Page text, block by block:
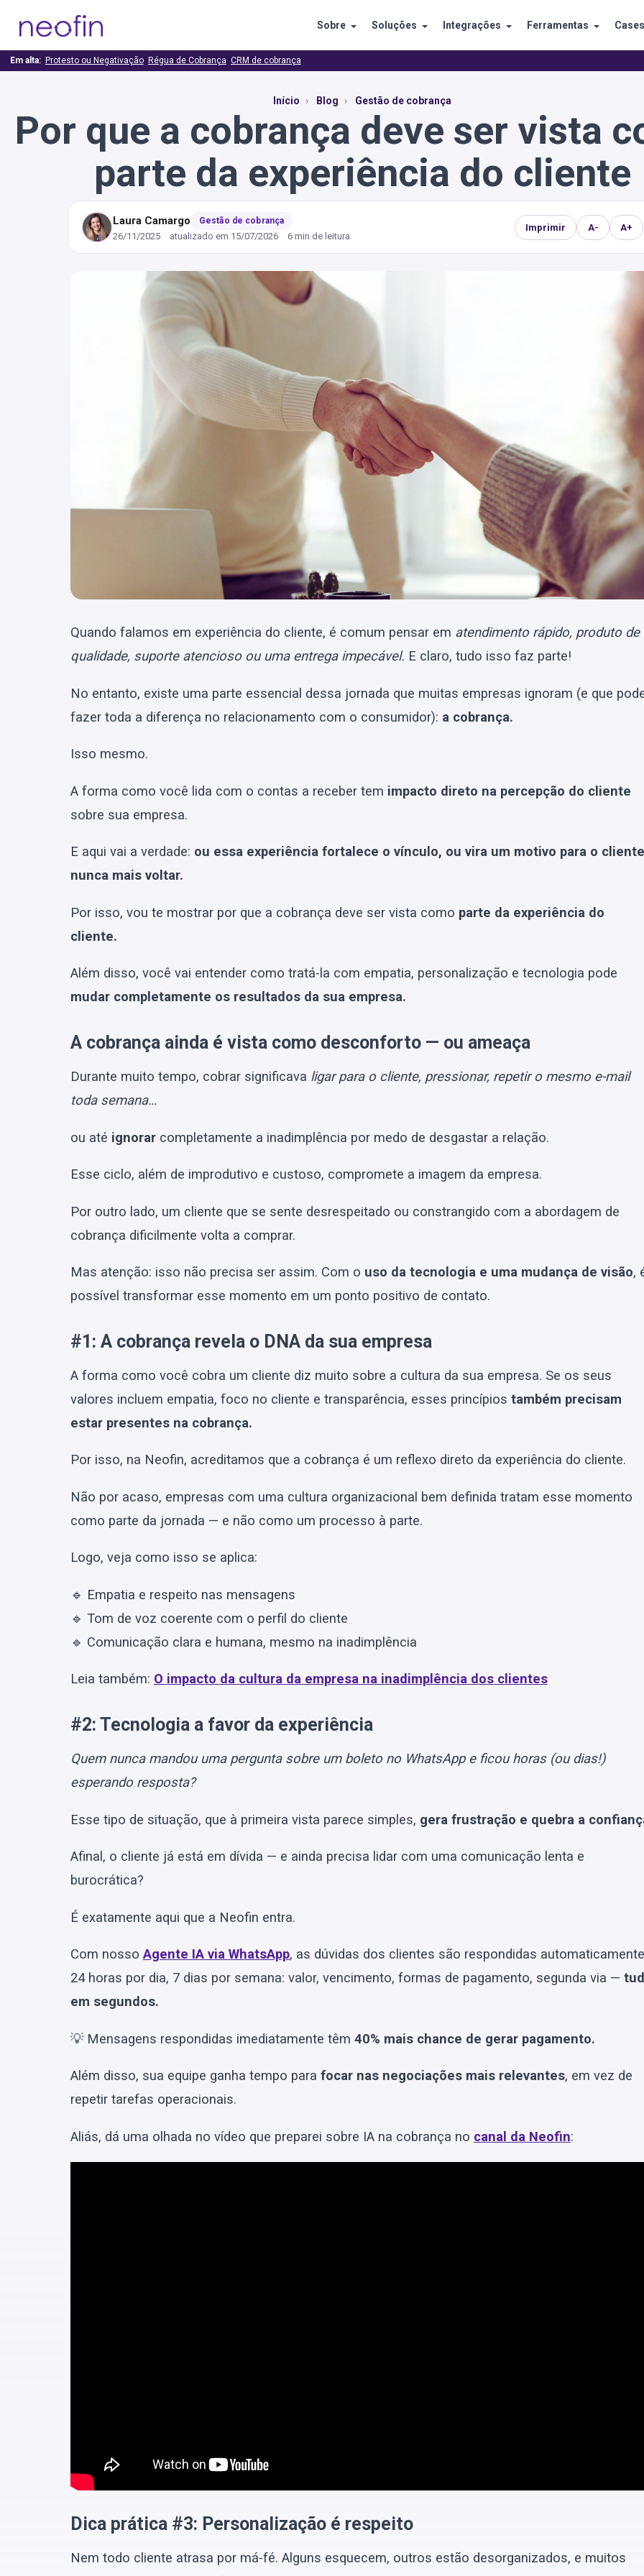
Sobre Soluções Integrações Ferramentas Cases
Em alta: Protesto ou Negativação Régua de Cobrança CRM de cobrança
Início Blog Gestão de cobrança
Por que a cobrança deve ser vista
parte da experiência do cliente
Laura Camargo Gestão de cobrança
26/11/2025 atualizado em 15/07/2026 6 min de leitura
Imprimir A- A+
Quando falamos em experiência do cliente, é comum pensar em atendimento rápido, produto de
qualidade, suporte atencioso ou uma entrega impecável. E claro, tudo isso faz parte!
No entanto, existe uma parte essencial dessa jornada que muitas empresas ignoram (e que
fazer toda a diferença no relacionamento com o consumidor): a cobrança.
Isso mesmo.
A forma como você lida com o contas a receber tem impacto direto na percepção do cliente
sobre sua empresa.
E aqui vai a verdade: ou essa experiência fortalece o vínculo, ou vira um motivo para o cliente
nunca mais voltar.
Por isso, vou te mostrar por que a cobrança deve ser vista como parte da experiência do
cliente.
Além disso, você vai entender como tratá-la com empatia, personalização e tecnologia pode
mudar completamente os resultados da sua empresa.
A cobrança ainda é vista como desconforto — ou ameaça
Durante muito tempo, cobrar significava ligar para o cliente, pressionar, repetir o mesmo e-mail
toda semana…
ou até ignorarcompletamente a inadimplência por medo de desgastar a relação.
Esse ciclo, além de improdutivo e custoso, compromete a imagem da empresa.
Por outro lado, um cliente que se sente desrespeitado ou constrangido com a abordagem de
cobrança dificilmente volta a comprar.
Mas atenção: isso não precisa ser assim. Com o uso da tecnologia e uma mudança de visão,
possível transformar esse momento em um ponto positivo de contato.
#1: A cobrança revela o DNA da sua empresa
A forma como você cobra um cliente diz muito sobre a cultura da sua empresa. Se os seus
valores incluem empatia, foco no cliente e transparência, esses princípios também precisam
estar presentes na cobrança.
Por isso, na Neofin, acreditamos que a cobrança é um reflexo direto da experiência do cliente.
Não por acaso, empresas com uma cultura organizacional bem definida tratam esse momento
como parte da jornada — e não como um processo à parte.
Logo, veja como isso se aplica:
🔹 Empatia e respeito nas mensagens
🔹 Tom de voz coerente com o perfil do cliente
🔹 Comunicação clara e humana, mesmo na inadimplência
Leia também: O impacto da cultura da empresa na inadimplência dos clientes
#2: Tecnologia a favor da experiência
Quem nunca mandou uma pergunta sobre um boleto no WhatsApp e ficou horas (ou dias!)
esperando resposta?
Esse tipo de situação, que à primeira vista parece simples, gera frustração e quebra a
Afinal, o cliente já está em dívida — e ainda precisa lidar com uma comunicação lenta e
burocrática?
É exatamente aqui que a Neofin entra.
Com nossoAgente IA via WhatsApp, as dúvidas dos clientes são respondidas
24 horas por dia, 7 dias por semana: valor, vencimento, formas de pagamento, segunda via —
em segundos.
💡 Mensagens respondidas imediatamente têm 40% mais chance de gerar pagamento.
Além disso, sua equipe ganha tempo para focar nas negociações mais relevantes, em vez de
repetir tarefas operacionais.
Aliás, dá uma olhada no vídeo que preparei sobre IA na cobrança no canal da Neofin:
Dica prática #3: Personalização é respeito
Nem todo cliente atrasa por má-fé. Alguns esquecem, outros estão desorganizados, e muitos